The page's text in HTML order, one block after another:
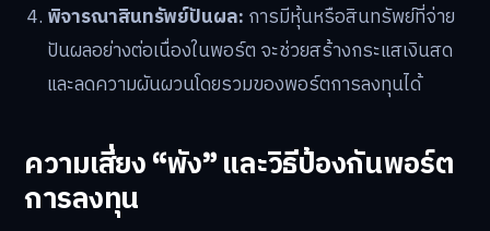
พิจารณาสินทรัพย์ปันผล: การมีหุ้นหรือสินทรัพย์ที่จ่าย
ปันผลอย่างต่อเนื่องในพอร์ต จะช่วยสร้างกระแสเงินสด
และลดความผันผวนโดยรวมของพอร์ตการลงทุนได้
ความเสี่ยง “พัง” และวิธีป้องกันพอร์ต
การลงทุน